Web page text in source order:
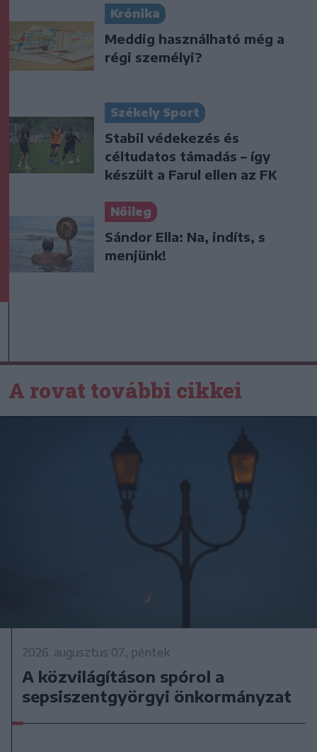
Krónika
Meddig használható még a
régi személyi?
Székely Sport
Stabil védekezés és
céltudatos támadás – így
készült a Farul ellen az FK
Nőileg
Sándor Ella: Na, indíts, s
menjünk!
A rovat további cikkei
2026. augusztus 07., péntek
A közvilágításon spórol a
sepsiszentgyörgyi önkormányzat